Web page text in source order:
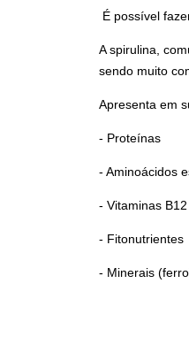
É possível
A spirulina,
sendo muito
Apresenta em
- Proteínas
- Aminoácidos
- Vitaminas B12
- Fitonutrientes
- Minerais